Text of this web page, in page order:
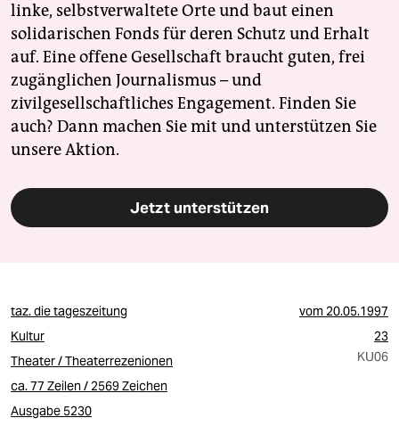
linke, selbstverwaltete Orte und baut einen
solidarischen Fonds für deren Schutz und Erhalt
auf. Eine offene Gesellschaft braucht guten, frei
zugänglichen Journalismus – und
zivilgesellschaftliches Engagement. Finden Sie
auch? Dann machen Sie mit und unterstützen Sie
unsere Aktion.
Jetzt unterstützen
taz. die tageszeitung vom20.05.1997
Kultur
23
Theater / Theaterrezenionen
KU06
ca. 77 Zeilen / 2569 Zeichen
Ausgabe 5230